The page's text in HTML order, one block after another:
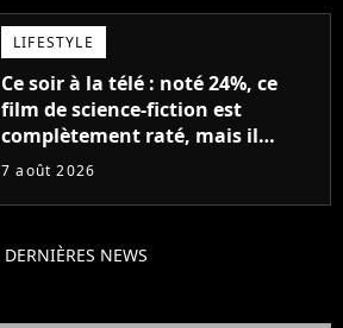
LIFESTYLE
Ce soir à la télé : noté 24%, ce
film de science-fiction est
complètement raté, mais il
aurait pu être encore pire à
7 août 2026
DERNIÈRES NEWS